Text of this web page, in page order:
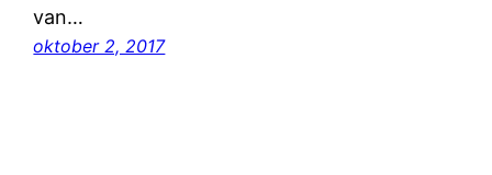
van…
oktober 2, 2017